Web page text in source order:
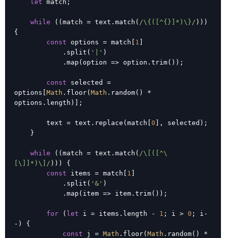
let match;
while ((match = text.match( /\{([^{}]*)\}/ )))
{
const options = match[ 1
            .split(
'|' )
            .map(
option => option.trim());
const selected =
options[ Math .floor( Math .random() *
options.length)];
        text = text.replace(match[
0 ], selected);
while ((match = text.match( /\[([^\
[\]]*)\]/ ))) {
const items = match[ 1
            .split(
'&' )
            .map(
item => item.trim());
for ( let i = items.length - 1 ; i > 0 ; i-
-) {
const j = Math .floor( Math .random() *